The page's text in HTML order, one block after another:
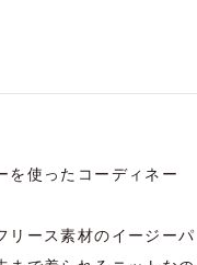
を使ったコーディネー
リース素材のイージーパ